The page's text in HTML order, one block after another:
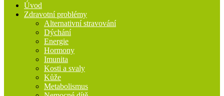
Úvod
Zdravotní problémy
Alternativní stravování
Dýchání
Energie
Hormony
Imunita
Kosti a svaly
Kůže
Metabolismus